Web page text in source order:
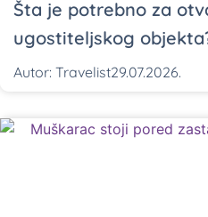
Šta je potrebno za
ugostiteljskog
Autor: Travelist29.07.2026.